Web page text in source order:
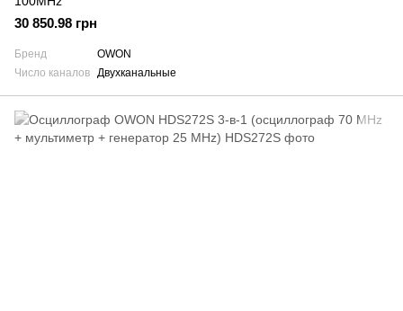
30 850.98 грн
Бренд
OWON
Число каналов Двухканальные